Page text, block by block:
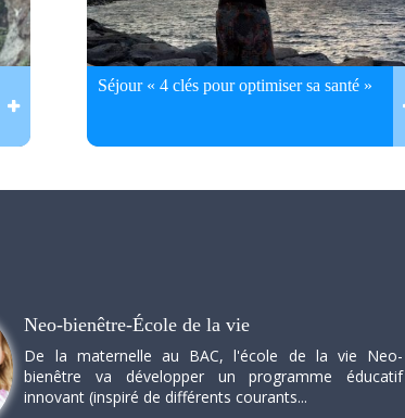
Séjour « 4 clés pour optimiser sa santé »
Neo-bienêtre-École de la vie
De la maternelle au BAC, l'école de la vie Neo-
bienêtre va développer un programme éducatif
innovant (inspiré de différents courants...